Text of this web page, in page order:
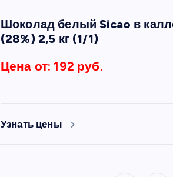
Шоколад белый Sicao в
(28%) 2,5 кг (1/1)
Цена от: 192 руб.
Узнать цены